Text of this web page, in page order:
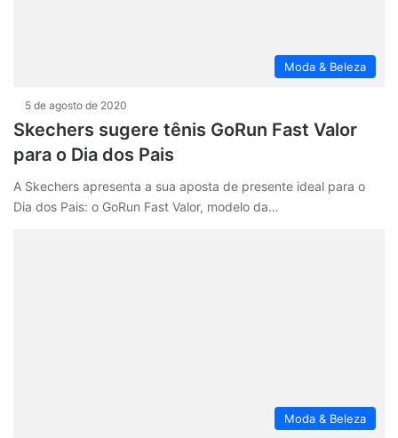
Moda & Beleza
5 de agosto de 2020
Skechers sugere tênis GoRun Fast Valor
para o Dia dos Pais
A Skechers apresenta a sua aposta de presente ideal para o
Dia dos Pais: o GoRun Fast Valor, modelo da…
Moda & Beleza